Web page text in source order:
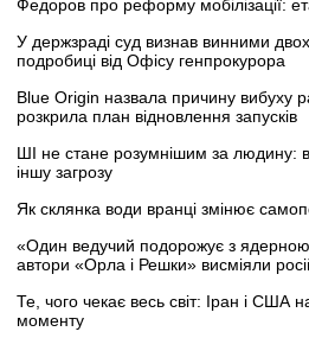
Федоров про реформу мобілізації:
У держзраді суд визнав винними
подробиці від Офісу генпрокурора
Blue Origin назвала причину вибуху
розкрила план відновлення запусків
ШІ не стане розумнішим за людину:
іншу загрозу
Як склянка води вранці змінює
«Один ведучий подорожує з
автори «Орла і Решки» висміяли
Те, чого чекає весь світ: Іран і США
моменту